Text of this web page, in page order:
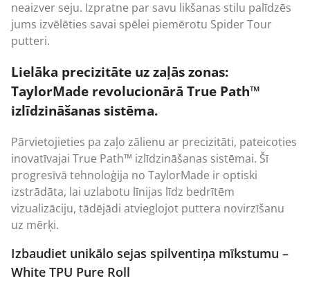
neaizver seju. Izpratne par savu likšanas stilu palīdzēs
jums izvēlēties savai spēlei piemērotu Spider Tour
putteri.
Lielāka precizitāte uz zaļās zonas:
TaylorMade revolucionārā True Path™
izlīdzināšanas sistēma.
Pārvietojieties pa zaļo zālienu ar precizitāti, pateicoties
inovatīvajai True Path™ izlīdzināšanas sistēmai. Šī
progresīvā tehnoloģija no TaylorMade ir optiski
izstrādāta, lai uzlabotu līnijas līdz bedrītēm
vizualizāciju, tādējādi atvieglojot puttera novirzīšanu
uz mērķi.
Izbaudiet unikālo sejas spilventiņa mīkstumu –
White TPU Pure Roll